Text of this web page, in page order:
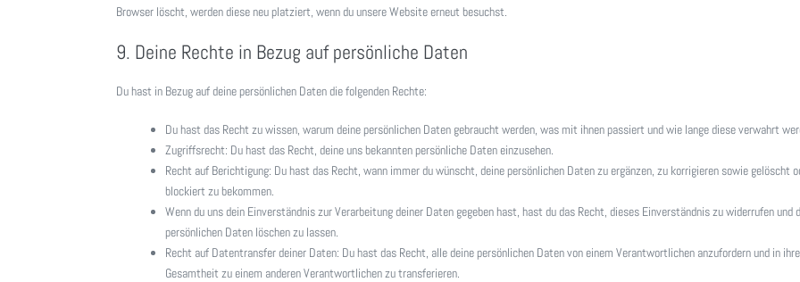
Browser löscht, werden diese neu platziert, wenn du unsere Website erneut besuchst.
9. Deine Rechte in Bezug auf persönliche Daten
Du hast in Bezug auf deine persönlichen Daten die folgenden Rechte:
Du hast das Recht zu wissen, warum deine persönlichen Daten gebraucht werden, was mit ihnen passiert und wie lange diese verwahrt
Zugriffsrecht: Du hast das Recht, deine uns bekannten persönliche Daten einzusehen.
Recht auf Berichtigung: Du hast das Recht, wann immer du wünscht, deine persönlichen Daten zu ergänzen, zu korrigieren sowie gelöscht
blockiert zu bekommen.
Wenn du uns dein Einverständnis zur Verarbeitung deiner Daten gegeben hast, hast du das Recht, dieses Einverständnis zu widerrufen und
persönlichen Daten löschen zu lassen.
Recht auf Datentransfer deiner Daten: Du hast das Recht, alle deine persönlichen Daten von einem Verantwortlichen anzufordern und in
Gesamtheit zu einem anderen Verantwortlichen zu transferieren.